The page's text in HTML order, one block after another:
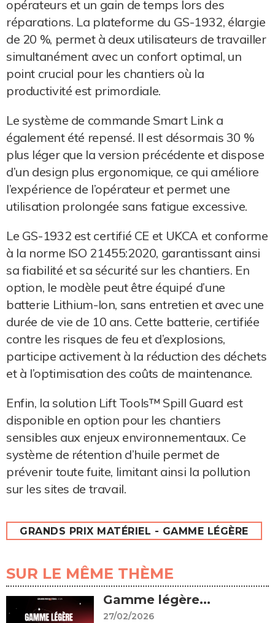
opérateurs et un gain de temps lors des
réparations. La plateforme du GS-1932, élargie
de 20 %, permet à deux utilisateurs de travailler
simultanément avec un confort optimal, un
point crucial pour les chantiers où la
productivité est primordiale.
Le système de commande Smart Link a
également été repensé. Il est désormais 30 %
plus léger que la version précédente et dispose
d’un design plus ergonomique, ce qui améliore
l’expérience de l’opérateur et permet une
utilisation prolongée sans fatigue excessive.
Le GS-1932 est certifié CE et UKCA et conforme
à la norme ISO 21455:2020, garantissant ainsi
sa fiabilité et sa sécurité sur les chantiers. En
option, le modèle peut être équipé d’une
batterie Lithium-Ion, sans entretien et avec une
durée de vie de 10 ans. Cette batterie, certifiée
contre les risques de feu et d’explosions,
participe activement à la réduction des déchets
et à l’optimisation des coûts de maintenance.
Enfin, la solution Lift Tools™ Spill Guard est
disponible en option pour les chantiers
sensibles aux enjeux environnementaux. Ce
système de rétention d’huile permet de
prévenir toute fuite, limitant ainsi la pollution
sur les sites de travail.
GRANDS PRIX MATÉRIEL - GAMME LÉGÈRE
SUR LE MÊME THÈME
Gamme légère...
27/02/2026